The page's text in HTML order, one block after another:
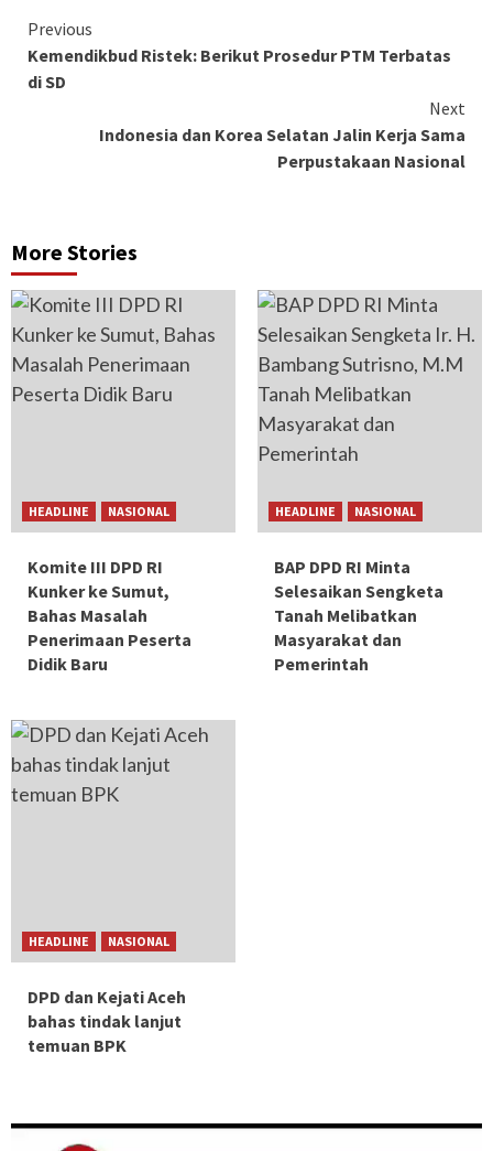
Continue
Reading
Previous
Kemendikbud Ristek: Berikut Prosedur PTM Terbatas
di SD
Next
Indonesia dan Korea Selatan Jalin Kerja Sama
Perpustakaan Nasional
More Stories
HEADLINE NASIONAL
Komite III DPD RI
Kunker ke Sumut,
Bahas Masalah
Penerimaan Peserta
Didik Baru
HEADLINE NASIONAL
BAP DPD RI Minta
Selesaikan Sengketa
Tanah Melibatkan
Masyarakat dan
Pemerintah
HEADLINE NASIONAL
DPD dan Kejati Aceh
bahas tindak lanjut
temuan BPK